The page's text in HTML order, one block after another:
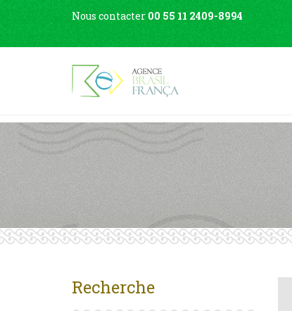
Nous contacter 00 55 11 2409-8994
Recherche